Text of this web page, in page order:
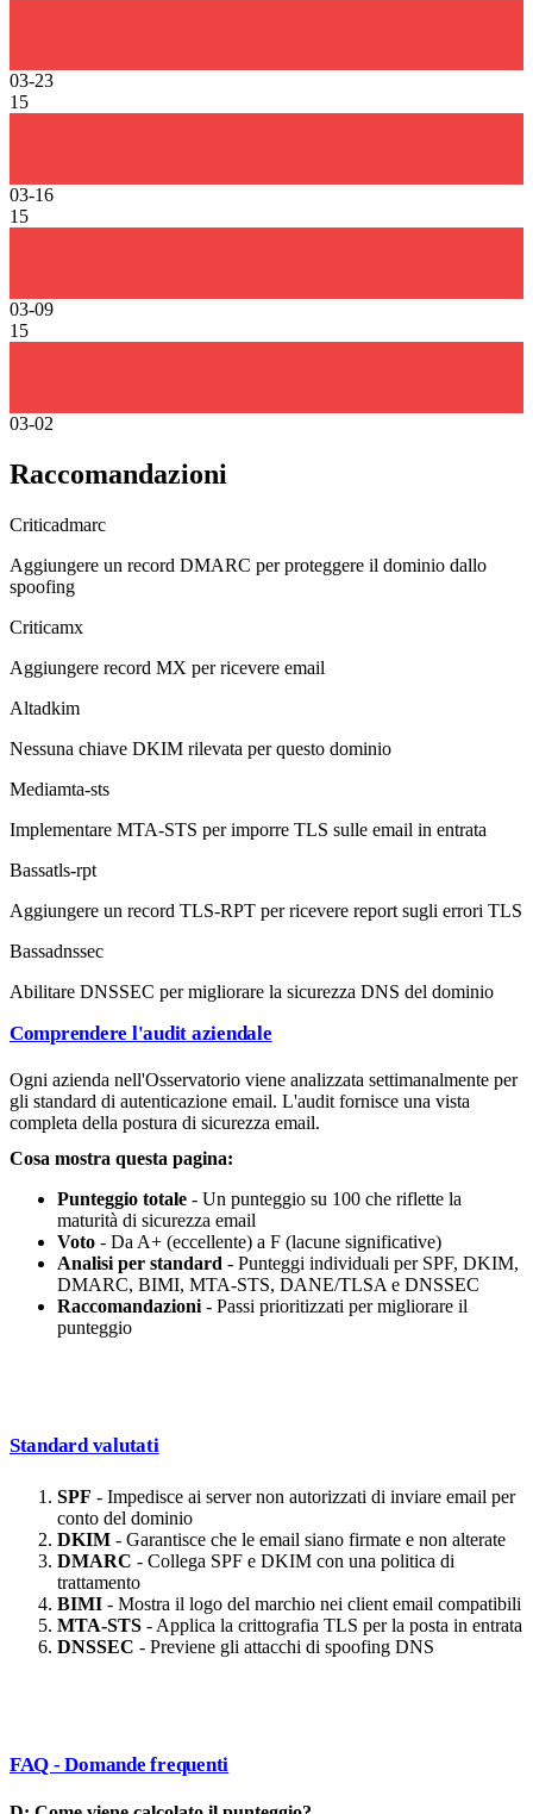
03-23
15
03-16
15
03-09
15
03-02
Raccomandazioni
Criticadmarc
Aggiungere un record DMARC per proteggere il dominio dallo
spoofing
Criticamx
Aggiungere record MX per ricevere email
Altadkim
Nessuna chiave DKIM rilevata per questo dominio
Mediamta-sts
Implementare MTA-STS per imporre TLS sulle email in entrata
Bassatls-rpt
Aggiungere un record TLS-RPT per ricevere report sugli errori TLS
Bassadnssec
Abilitare DNSSEC per migliorare la sicurezza DNS del dominio
Comprendere l'audit aziendale
Ogni azienda nell'Osservatorio viene analizzata settimanalmente per
gli standard di autenticazione email. L'audit fornisce una vista
completa della postura di sicurezza email.
Cosa mostra questa pagina:
Punteggio totale - Un punteggio su 100 che riflette la
maturità di sicurezza email
Voto - Da A+ (eccellente) a F (lacune significative)
Analisi per standard - Punteggi individuali per SPF, DKIM,
DMARC, BIMI, MTA-STS, DANE/TLSA e DNSSEC
Raccomandazioni - Passi prioritizzati per migliorare il
punteggio
Standard valutati
SPF - Impedisce ai server non autorizzati di inviare email per
conto del dominio
DKIM - Garantisce che le email siano firmate e non alterate
DMARC - Collega SPF e DKIM con una politica di
trattamento
BIMI - Mostra il logo del marchio nei client email compatibili
MTA-STS - Applica la crittografia TLS per la posta in entrata
DNSSEC - Previene gli attacchi di spoofing DNS
FAQ - Domande frequenti